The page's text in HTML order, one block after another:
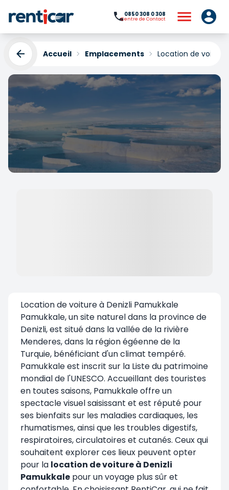
0850 308 0 308
Centre de Contact
Accueil Emplacements Location de voiture
Location de voiture
Location de voiture à Denizli Pamukkale
Pamukkale, un site naturel dans la province de
Denizli, est situé dans la vallée de la rivière
Menderes, dans la région égéenne de la
Turquie, bénéficiant d'un climat tempéré.
Pamukkale est inscrit sur la Liste du patrimoine
mondial de l'UNESCO. Accueillant des touristes
en toutes saisons, Pamukkale offre un
spectacle visuel saisissant et est réputé pour
ses bienfaits sur les maladies cardiaques, les
rhumatismes, ainsi que les troubles digestifs,
respiratoires, circulatoires et cutanés. Ceux qui
souhaitent explorer ces lieux peuvent opter
pour la location de voiture à Denizli
Pamukkale pour un voyage plus sûr et